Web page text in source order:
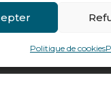
Politique de cookies